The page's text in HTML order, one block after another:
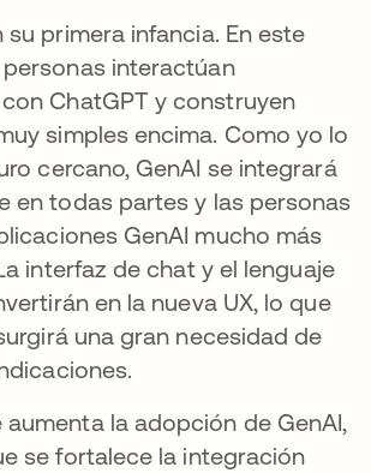
su primera infancia. En este
interactúan
ChatGPT y construyen
simples encima. Como yo lo
cercano, GenAI se integrará
en todas partes y las personas
GenAI mucho más
interfaz de chat y el lenguaje
en la nueva UX, lo que
una gran necesidad de
la adopción de GenAI,
se fortalece la integración